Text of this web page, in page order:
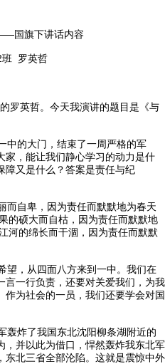
内容
班 罗英哲
罗英哲。今天我演讲的题目是《与
的大门，结束了一周严格的军
家，能让我们静心学习的动力是什
障又是什么？答案是责任与纪
自卑，因为责任而默默地为春天
的硕大而自枯，因为责任而默默地
河的绵长而干涸，因为责任而默默
，从四面八方来到一中。我们在
言一行负责，还要对关爱我们，为我
为社会的一员，我们还要学会对国
炸了我国东北沈阳柳条湖附近的
，并以此为借口，悍然轰炸我东北军
东北三省全部沦陷。这就是震惊中外